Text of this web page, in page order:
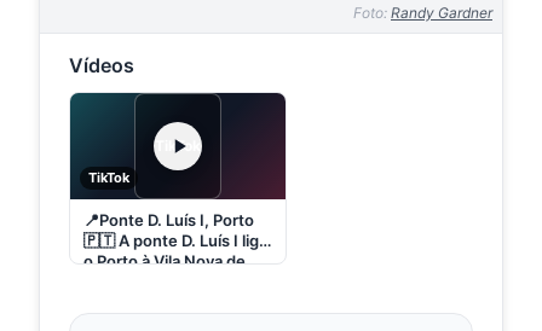
Foto: Randy Gardner
Vídeos
TikTok
TikTok
📍Ponte D. Luís I, Porto
🇵🇹 A ponte D. Luís I liga
o Porto à Vila Nova de